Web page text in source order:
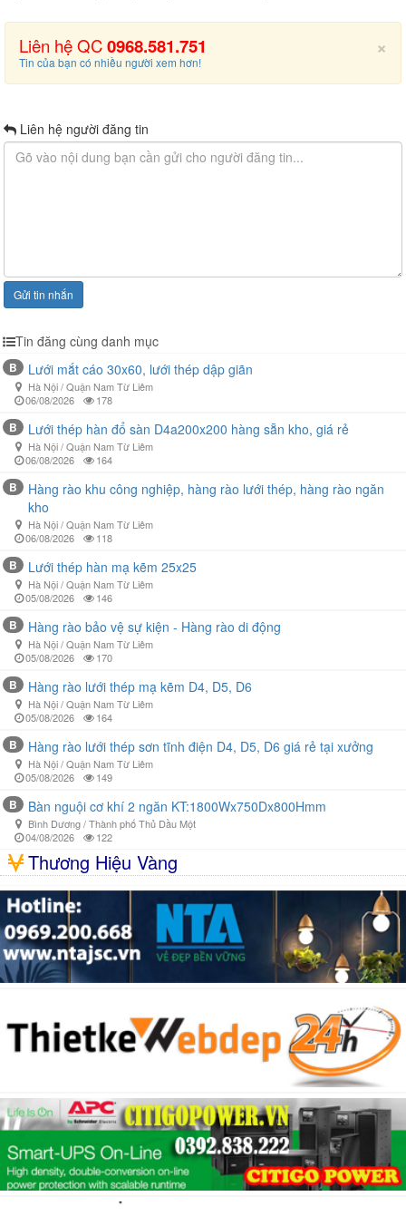
×
Liên hệ QC0968.581.751
Tin của bạn có nhiều người xem hơn!
Liên hệ người đăng tin
Gửi tin nhắn
Tin đăng cùng danh mục
B Lưới mắt cáo 30x60, lưới thép dập giãn
Hà Nội / Quận Nam Từ Liêm
06/08/2026
178
B Lưới thép hàn đổ sàn D4a200x200 hàng sẵn kho, giá rẻ
Hà Nội / Quận Nam Từ Liêm
06/08/2026
164
B
Hàng rào khu công nghiệp, hàng rào lưới thép, hàng rào ngăn
kho
Hà Nội / Quận Nam Từ Liêm
06/08/2026
118
B Lưới thép hàn mạ kẽm 25x25
Hà Nội / Quận Nam Từ Liêm
05/08/2026
146
B Hàng rào bảo vệ sự kiện - Hàng rào di động
Hà Nội / Quận Nam Từ Liêm
05/08/2026
170
B Hàng rào lưới thép mạ kẽm D4, D5, D6
Hà Nội / Quận Nam Từ Liêm
05/08/2026
164
B Hàng rào lưới thép sơn tĩnh điện D4, D5, D6 giá rẻ tại xưởng
Hà Nội / Quận Nam Từ Liêm
05/08/2026
149
B Bàn nguội cơ khí 2 ngăn KT:1800Wx750Dx800Hmm
Bình Dương / Thành phố Thủ Dầu Một
04/08/2026
122
Thương Hiệu Vàng